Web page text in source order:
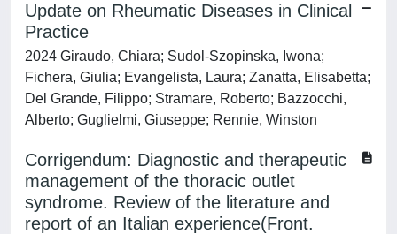
Update on Rheumatic Diseases in Clinical
Practice
2024 Giraudo, Chiara; Sudol-Szopinska, Iwona;
Fichera, Giulia; Evangelista, Laura; Zanatta, Elisabetta;
Del Grande, Filippo; Stramare, Roberto; Bazzocchi,
Alberto; Guglielmi, Giuseppe; Rennie, Winston
Corrigendum: Diagnostic and therapeutic
management of the thoracic outlet
syndrome. Review of the literature and
report of an Italian experience(Front.